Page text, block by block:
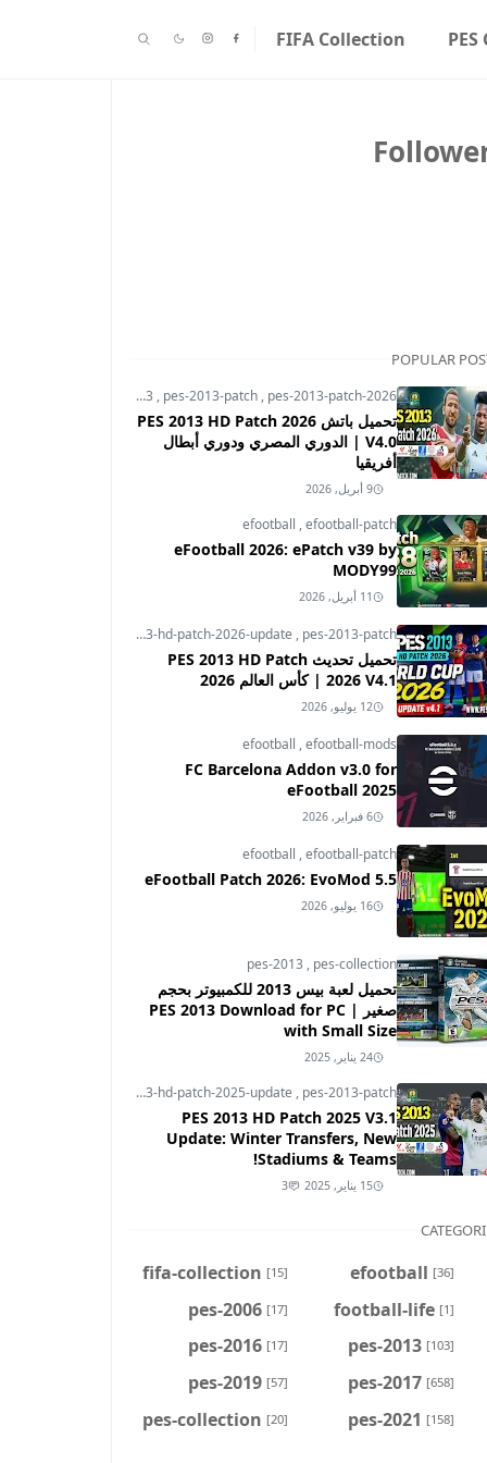
FIFA Collection
POPULAR
pes-2013 , pes-2013-patch , pes-2013-patch-2026
تحميل باتش PES 2013 HD Patch 2026
V4.0 | الدوري المصري ودوري أبطال
أفريقيا
9 أبريل, 2026
efootball ,efootball-patch
eFootball 2026: ePatch v39 by
MODY99
11 أبريل, 2026
pes-2013-hd-patch-2026-update , pes-2013-patch
تحميل تحديث PES 2013 HD Patch
2026 V4.1 | كأس العالم 2026
12 يوليو, 2026
efootball ,efootball-mods
FC Barcelona Addon v3.0 for
eFootball 2025
6 فبراير, 2026
efootball ,efootball-patch
eFootball Patch 2026: EvoMod 5.5
16 يوليو, 2026
pes-2013 , pes-collection
تحميل لعبة بيس 2013 للكمبيوتر بحجم
صغير | PES 2013 Download for PC
with Small Size
24 يناير, 2025
pes-2013-hd-patch-2025-update , pes-2013-patch
PES 2013 HD Patch 2025 V3.1
Update: Winter Transfers, New
Stadiums & Teams!
15 يناير, 2025 3
efootball [36]
fifa-collection [15]
football-life [1]
pes-2006 [17]
pes-2013 [103]
pes-2016 [17]
pes-2017 [658]
pes-2019 [57]
pes-2021 [158]
pes-collection [20]